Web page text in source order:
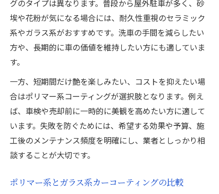
グのタイプは異なります。普段から屋外駐車が多く、砂
埃や花粉が気になる場合には、耐久性重視のセラミック
系やガラス系がおすすめです。洗車の手間を減らしたい
方や、長期的に車の価値を維持したい方にも適していま
す。
一方、短期間だけ艶を楽しみたい、コストを抑えたい場
合はポリマー系コーティングが選択肢となります。例え
ば、車検や売却前に一時的に美観を高めたい方に適して
います。失敗を防ぐためには、希望する効果や予算、施
工後のメンテナンス頻度を明確にし、業者としっかり相
談することが大切です。
ポリマー系とガラス系カーコーティングの比較